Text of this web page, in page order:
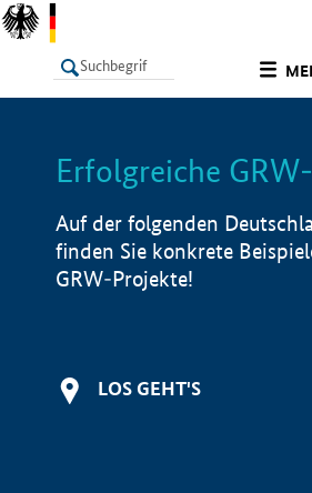
LISTE
Erfolgreiche
Auf der folgenden
finden Sie konkrete
GRW-Projekte!
LOS GEHT'S